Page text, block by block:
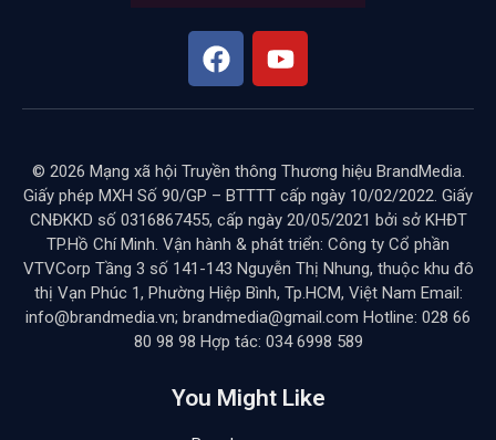
© 2026 Mạng xã hội Truyền thông Thương hiệu BrandMedia.
Giấy phép MXH Số 90/GP – BTTTT cấp ngày 10/02/2022. Giấy
CNĐKKD số 0316867455, cấp ngày 20/05/2021 bởi sở KHĐT
TP.Hồ Chí Minh. Vận hành & phát triển: Công ty Cổ phần
VTVCorp Tầng 3 số 141-143 Nguyễn Thị Nhung, thuộc khu đô
thị Vạn Phúc 1, Phường Hiệp Bình, Tp.HCM, Việt Nam Email:
info@brandmedia.vn; brandmedia@gmail.com Hotline: 028 66
80 98 98 Hợp tác: 034 6998 589
You Might Like